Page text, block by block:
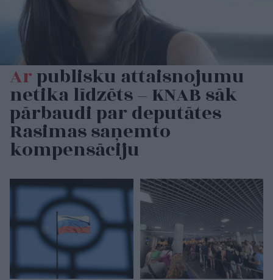
Arpublisku attaisnojumu
netika līdzēts – KNAB sāk
pārbaudi par deputātes
Rasimas saņemto
kompensāciju